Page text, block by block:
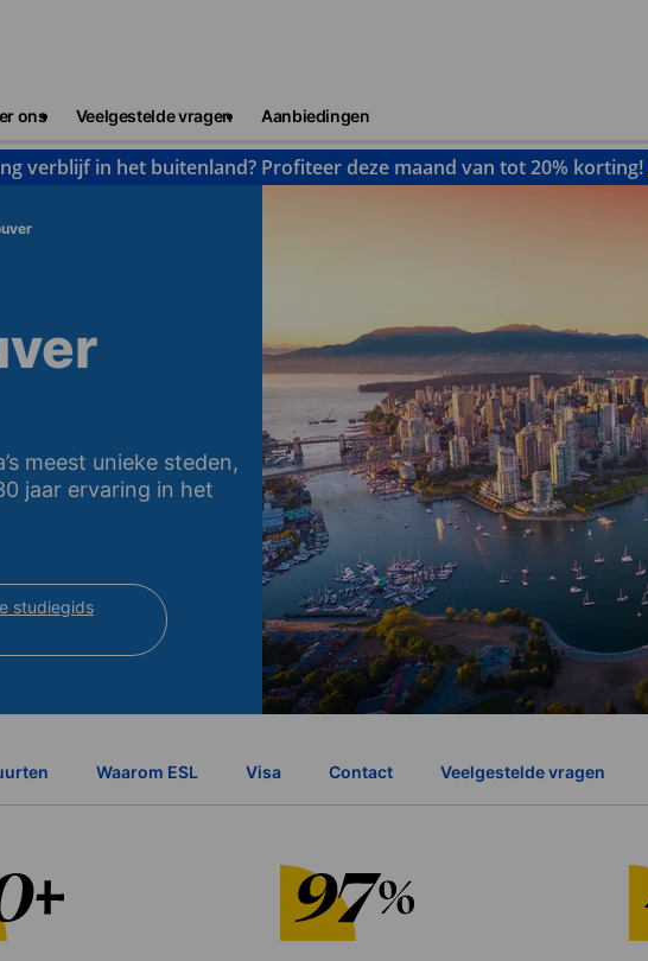
ons Veelgestelde vragen Aanbiedingen
verblijf in het buitenland? Profiteer deze maand van tot 20% korting!
meest unieke steden,
jaar ervaring in het
studiegids
Waarom ESL Visa Contact Veelgestelde vragen